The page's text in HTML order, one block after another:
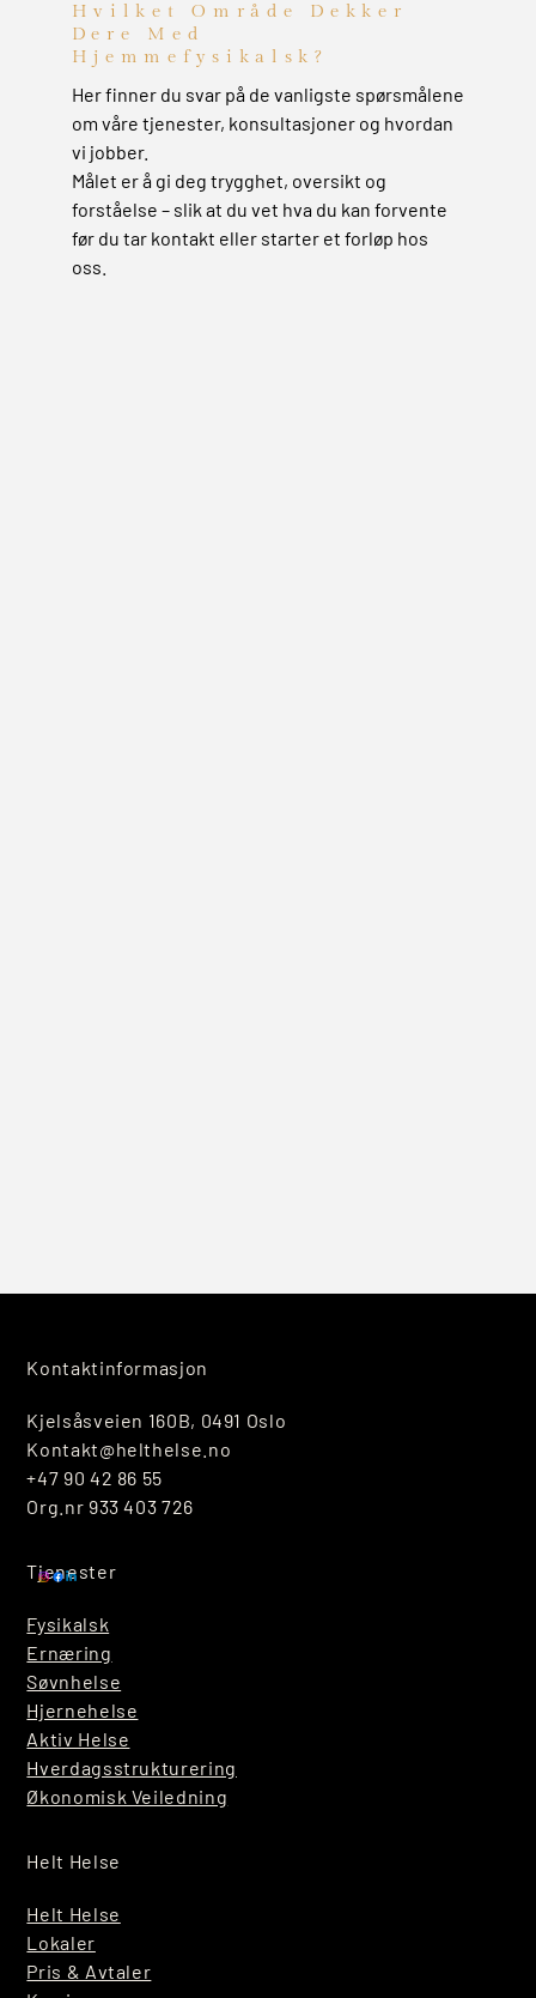
Hvilket Område Dekker
Dere Med
Hjemmefysikalsk?
Her finner du svar på de vanligste spørsmålene
om våre tjenester, konsultasjoner og hvordan
vi jobber.
Målet er å gi deg trygghet, oversikt og
forståelse – slik at du vet hva du kan forvente
før du tar kontakt eller starter et forløp hos
oss.
Kontaktinformasjon
Kjelsåsveien 160B, 0491 Oslo
Kontakt@helthelse.no
+47 90 42 86 55
Org.nr 933 403 726
Tjenester
Fysikalsk
Ernæring
Søvnhelse
Hjernehelse
Aktiv Helse
Hverdagsstrukturering
Økonomisk Veiledning
Helt Helse
Helt Helse
Lokaler
Pris & Avtaler